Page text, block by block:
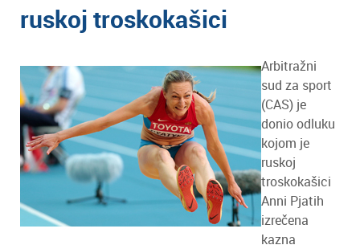
ruskoj troskokašici
Arbitražni
sud za sport
(CAS) je
donio odluku
kojom je
ruskoj
troskokašici
Anni Pjatih
izrečena
kazna